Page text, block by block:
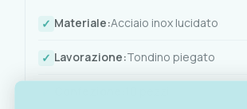
Materiale:Acciaio inox lucidato
Lavorazione:Tondino piegato